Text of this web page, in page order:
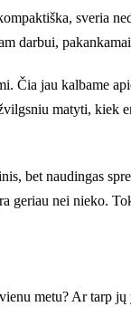
sveria
darbui,
jau kalbame
matyti, kiek
bet naudingas
geriau nei nieko.
metu? Ar tarp